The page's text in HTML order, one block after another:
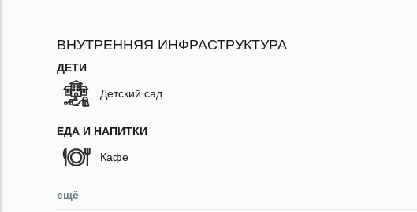
ВНУТРЕННЯЯ ИНФРАСТРУКТУРА
ДЕТИ
Детский сад
ЕДА И НАПИТКИ
Кафе
ещё